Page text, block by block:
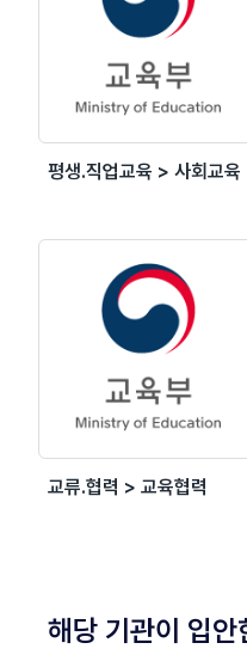
평생.직업교육 > 사회교육
교류.협력 > 교육협력
해당 기관이 입안